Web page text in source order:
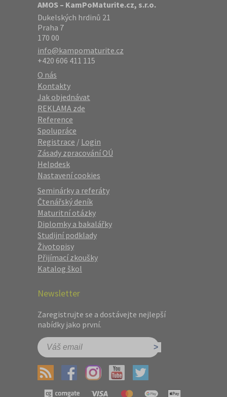
AMOS – KamPoMaturite.cz, s.r.o.
Dukelských hrdinů 21
Praha 7
170 00
info@kampomaturite.cz
+420 606 411 115
O nás
Kontakty
Jak objednávat
REKLAMA zde
Reference
Spolupráce
Registrace / Login
Zásady zpracování OÚ
Helpdesk
Nastavení cookies
Seminárky a referáty
Čtenářský deník
Maturitní otázky
Diplomky a bakalářky
Studijní podklady
Životopisy
Přijímací zkoušky
Katalog škol
Newsletter
Zaregistrujte se a dostávejte nejlepší
nabídky jako první.